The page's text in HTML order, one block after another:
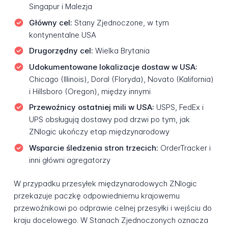
Singapur i Malezja
Główny cel: Stany Zjednoczone, w tym
kontynentalne USA
Drugorzędny cel: Wielka Brytania
Udokumentowane lokalizacje dostaw w USA:
Chicago (Illinois), Doral (Floryda), Novato (Kalifornia)
i Hillsboro (Oregon), między innymi
Przewoźnicy ostatniej mili w USA: USPS, FedEx i
UPS obsługują dostawy pod drzwi po tym, jak
ZNlogic ukończy etap międzynarodowy
Wsparcie śledzenia stron trzecich: OrderTracker i
inni główni agregatorzy
W przypadku przesyłek międzynarodowych ZNlogic
przekazuje paczkę odpowiedniemu krajowemu
przewoźnikowi po odprawie celnej przesyłki i wejściu do
kraju docelowego. W Stanach Zjednoczonych oznacza